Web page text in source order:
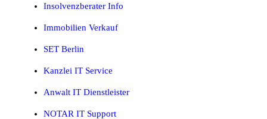
Insolvenzberater Info
Immobilien Verkauf
SET Berlin
Kanzlei IT Service
Anwalt IT Dienstleister
NOTAR IT Support